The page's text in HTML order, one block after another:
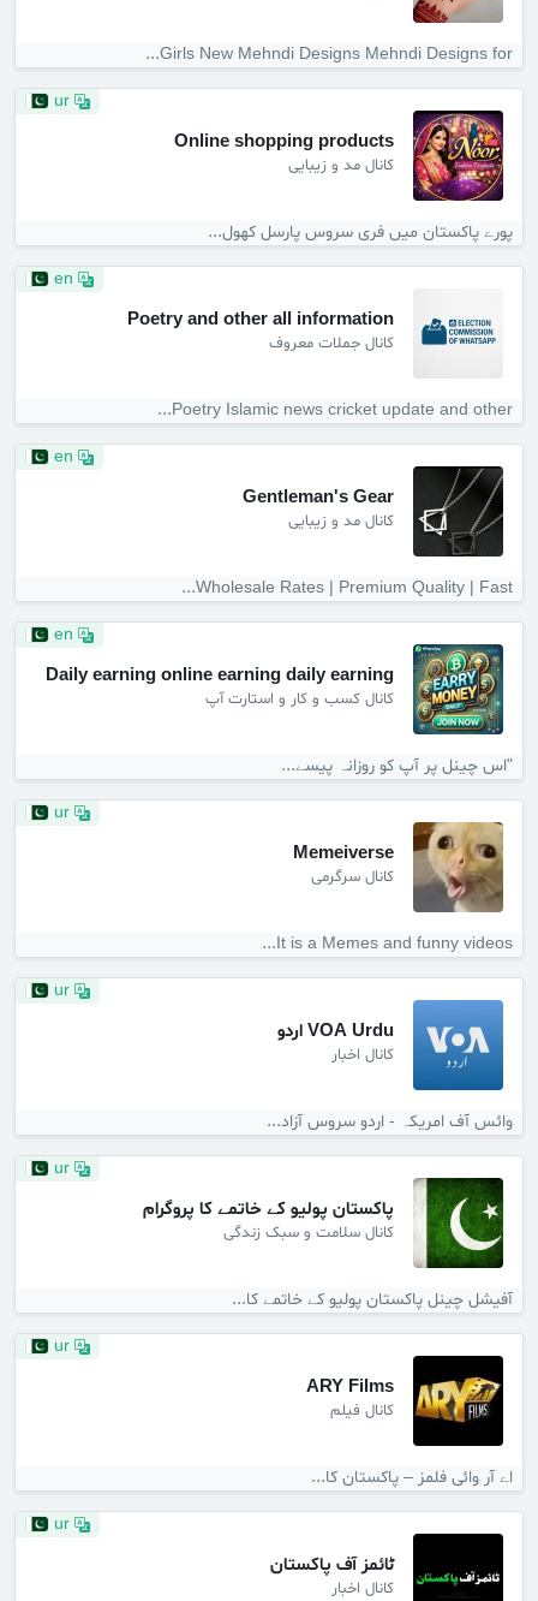
Girls New Mehndi Designs Mehndi Designs for...
Online shopping products
کانال مد و زیبایی
پورے پاکستان میں فری سروس پارسل کھول...
Poetry and other all information
کانال جملات معروف
Poetry Islamic news cricket update and other...
Gentleman's Gear
کانال مد و زیبایی
Wholesale Rates | Premium Quality | Fast...
Daily earning online earning daily earning
کانال کسب و کار و استارت آپ
"اس چینل پر آپ کو روزانہ پیسے...
Memeiverse
کانال سرگرمی
It is a Memes and funny videos...
VOA Urdu اردو
کانال اخبار
وائس آف امریکہ - اردو سروس آزاد...
پاکستان پولیو کے خاتمے کا پروگرام
کانال سلامت و سبک زندگی
آفیشل چینل پاکستان پولیو کے خاتمے کا...
ARY Films
کانال فیلم
اے آر وائی فلمز – پاکستان کا...
ٹائمز آف پاکستان
کانال اخبار